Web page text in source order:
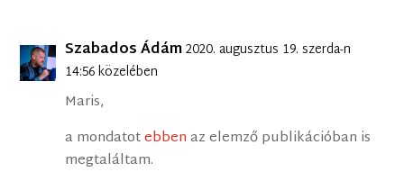
Szabados Ádám2020. augusztus 19. szerda-n
14:56 közelében
Maris,
a mondatotebbenaz elemző publikációban is
megtaláltam.